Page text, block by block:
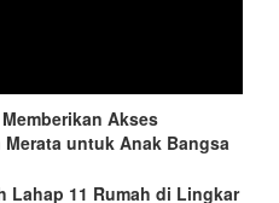
Akses
untuk Anak Bangsa
Lahap 11 Rumah di Lingkar